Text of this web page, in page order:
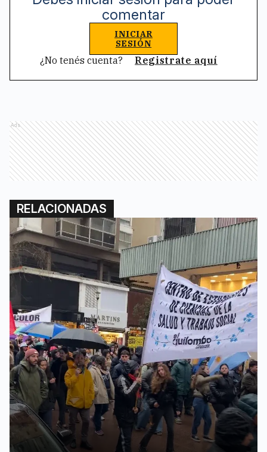
comentar
INICIAR
SESIÓN
¿No tenés cuenta? Registrate aquí
Ads
RELACIONADAS